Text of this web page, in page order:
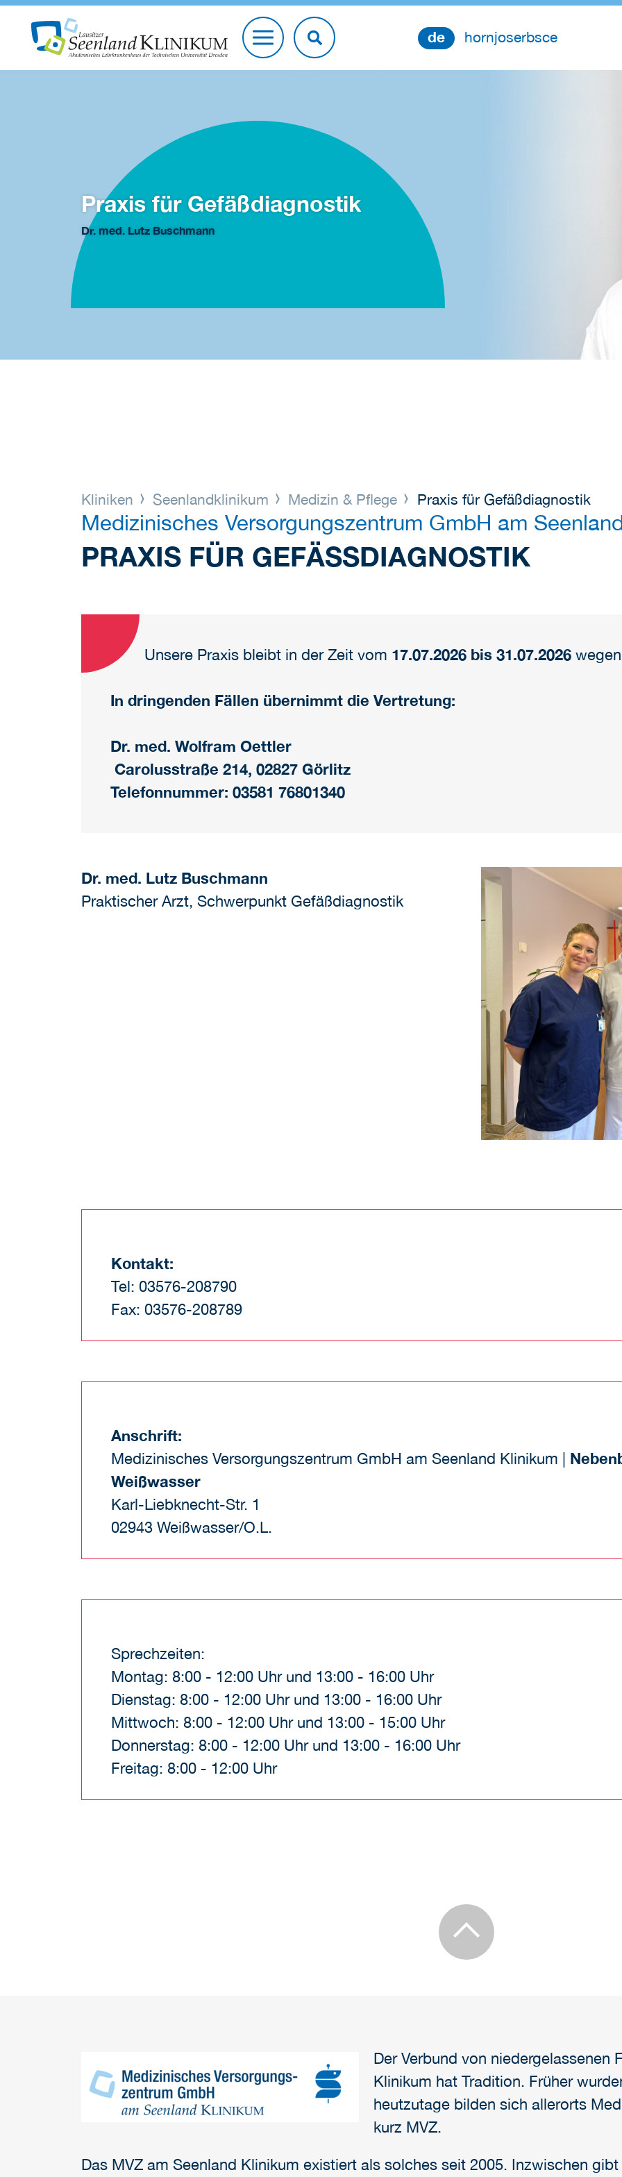
de hornjoserbsce
Praxis für Gefäßdiagnostik
Dr. med. Lutz Buschmann
Kliniken Seenlandklinikum Medizin & Pflege Praxis für Gefäßdiagnostik
Medizinisches Versorgungszentrum GmbH am
PRAXIS FÜR GEFÄSSDIAGNOSTIK
Unsere Praxis bleibt in der Zeit vom 17.07.2026 bis 31.07.2026
In dringenden Fällen übernimmt die Vertretung:
Dr. med. Wolfram Oettler
Carolusstraße 214, 02827 Görlitz
Telefonnummer: 03581 76801340
Dr. med. Lutz Buschmann
Praktischer Arzt, Schwerpunkt Gefäßdiagnostik
Kontakt:
Tel: 03576-208790
Fax: 03576-208789
Anschrift:
Medizinisches Versorgungszentrum GmbH am Seenland Klinikum |
Weißwasser
Karl-Liebknecht-Str. 1
02943 Weißwasser/O.L.
Sprechzeiten:
Montag: 8:00 - 12:00 Uhr und 13:00 - 16:00 Uhr
Dienstag: 8:00 - 12:00 Uhr und 13:00 - 16:00 Uhr
Mittwoch: 8:00 - 12:00 Uhr und 13:00 - 15:00 Uhr
Donnerstag: 8:00 - 12:00 Uhr und 13:00 - 16:00 Uhr
Freitag: 8:00 - 12:00 Uhr
Der Verbund von niedergelassenen
Klinikum hat Tradition. Früher
heutzutage bilden sich allerorts
kurz MVZ.
Das MVZ am Seenland Klinikum existiert als solches seit 2005. Inzwischen